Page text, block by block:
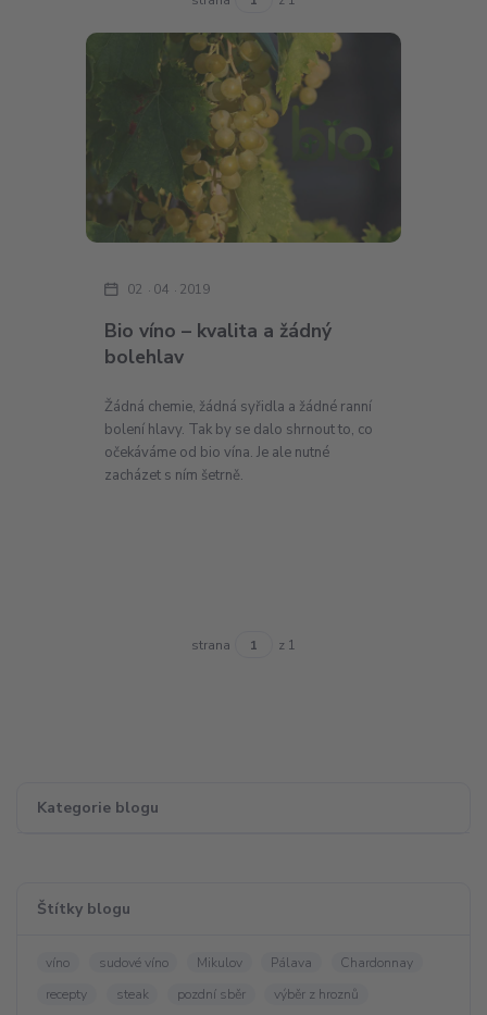
Kategorie blogu
Štítky blogu
víno sudové víno Mikulov Pálava
Chardonnay
recepty
steak pozdní sběr
výběr z hroznů
Bio víno – kvalita a žádný
bolehlav
02 04 2019
Žádná chemie, žádná syřidla a žádné ranní
bolení hlavy. Tak by se dalo shrnout to, co
očekáváme od bio vína. Je ale nutné
zacházet s ním šetrně.
strana z 1